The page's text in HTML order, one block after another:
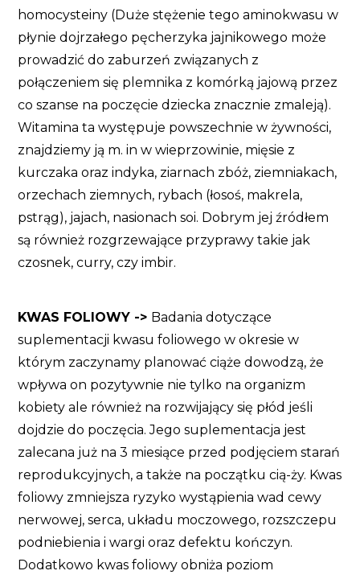
homocysteiny (Duże stężenie tego aminokwasu w
płynie dojrzałego pęcherzyka jajnikowego może
prowadzić do zaburzeń związanych z
połączeniem się plemnika z komórką jajową przez
co szanse na poczęcie dziecka znacznie zmaleją).
Witamina ta występuje powszechnie w żywności,
znajdziemy ją m. in w wieprzowinie, mięsie z
kurczaka oraz indyka, ziarnach zbóż, ziemniakach,
orzechach ziemnych, rybach (łosoś, makrela,
pstrąg), jajach, nasionach soi. Dobrym jej źródłem
są również rozgrzewające przyprawy takie jak
czosnek, curry, czy imbir.
KWAS FOLIOWY -> Badania dotyczące
suplementacji kwasu foliowego w okresie w
którym zaczynamy planować ciąże dowodzą, że
wpływa on pozytywnie nie tylko na organizm
kobiety ale również na rozwijający się płód jeśli
dojdzie do poczęcia. Jego suplementacja jest
zalecana już na 3 miesiące przed podjęciem starań
reprodukcyjnych, a także na początku cią-ży. Kwas
foliowy zmniejsza ryzyko wystąpienia wad cewy
nerwowej, serca, układu moczowego, rozszczepu
podniebienia i wargi oraz defektu kończyn.
Dodatkowo kwas foliowy obniża poziom